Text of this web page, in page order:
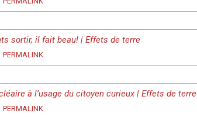
sortir, il fait beau! | Effets de terre
PERMALINK
à l’usage du citoyen curieux | Effets de terre
PERMALINK